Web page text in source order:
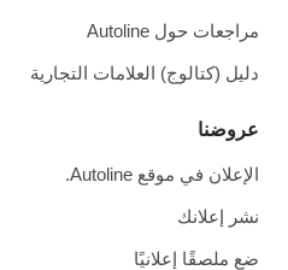
مراجعات حول Autoline
دليل (كتالوج) العلامات التجارية
عروضنا
الإعلان في موقع Autoline.
نشر إعلانك
ضع ملصقًا إعلانيًا